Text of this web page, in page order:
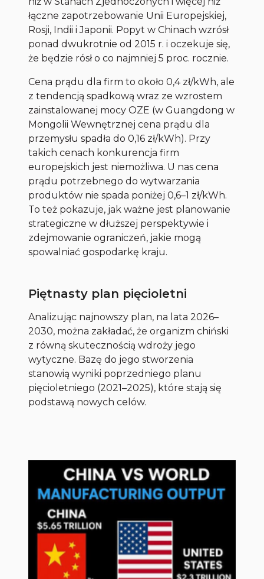
łączne zapotrzebowanie Unii Europejskiej,
Rosji, Indii i Japonii. Popyt w Chinach wzrósł
ponad dwukrotnie od 2015 r. i oczekuje się,
że będzie rósł o co najmniej 5 proc. rocznie.
Cena prądu dla firm to około 0,4 zł/kWh, ale
z tendencją spadkową wraz ze wzrostem
zainstalowanej mocy OZE (w Guangdong w
Mongolii Wewnętrznej cena prądu dla
przemysłu spadła do 0,16 zł/kWh). Przy
takich cenach konkurencja firm
europejskich jest niemożliwa. U nas cena
prądu potrzebnego do wytwarzania
produktów nie spada poniżej 0,6–1 zł/kWh.
To też pokazuje, jak ważne jest planowanie
strategiczne w dłuższej perspektywie i
zdejmowanie ograniczeń, jakie mogą
spowalniać gospodarkę kraju.
Piętnasty plan pięcioletni
Analizując najnowszy plan, na lata 2026–
2030, można zakładać, że organizm chiński
z równą skutecznością wdroży jego
wytyczne. Bazę do jego stworzenia
stanowią wyniki poprzedniego planu
pięcioletniego (2021–2025), które stają się
podstawą nowych celów.